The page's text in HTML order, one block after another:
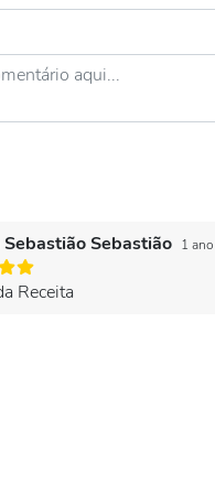
Sebastião 1 ano
Receita